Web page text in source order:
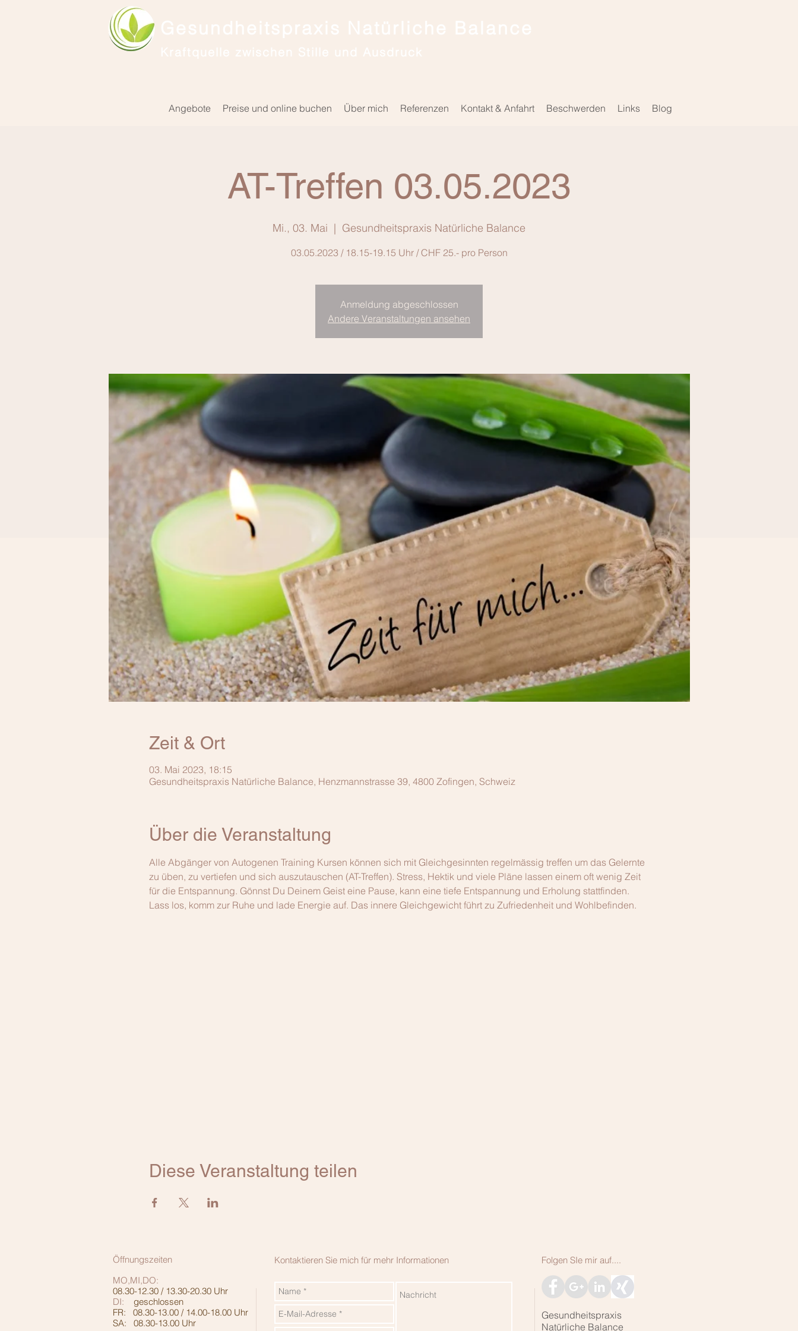
Angebote Preise und online buchen Über mich Referenzen Kontakt & Anfahrt Beschwerden Links Blog
AT-Treffen 03.05.2023
Mi., 03. Mai
  |
Gesundheitspraxis Natürliche Balance
03.05.2023 / 18.15-19.15 Uhr / CHF 25.- pro Person
Anmeldung abgeschlossen
Andere Veranstaltungen ansehen
Zeit & Ort
03. Mai 2023, 18:15
Gesundheitspraxis Natürliche Balance, Henzmannstrasse 39, 4800 Zofingen, Schweiz
Über die Veranstaltung
Alle Abgänger von Autogenen Training Kursen können sich mit Gleichgesinnten regelmässig treffen um das Gelernte
zu üben, zu vertiefen und sich auszutauschen (AT-Treffen). Stress, Hektik und viele Pläne lassen einem oft wenig Zeit
für die Entspannung. Gönnst Du Deinem Geist eine Pause, kann eine tiefe Entspannung und Erholung stattfinden.
Lass los, komm zur Ruhe und lade Energie auf. Das innere Gleichgewicht führt zu Zufriedenheit und Wohlbefinden.
Diese Veranstaltung teilen
Folgen SIe mir auf....
Kontaktieren Sie mich für mehr Informationen
Öffnungszeiten
MO,MI,DO:
08.30-12.30 / 13.30-20.30 Uhr
DI: geschlossen
FR: 08.30-13.00 / 14.00-18.00 Uhr
SA: 08.30-13.00 Uhr
Gesundheitspraxis
Natürliche Balance